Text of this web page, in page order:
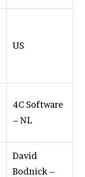
US
4C Software
– NL
David
Bodnick –